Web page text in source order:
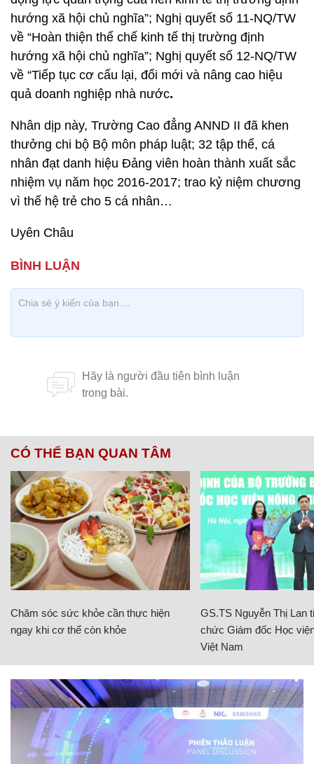
hướng xã hội chủ nghĩa”; Nghị quyết số 11-NQ/TW
về “Hoàn thiện thể chế kinh tế thị trường định
hướng xã hội chủ nghĩa”; Nghị quyết số 12-NQ/TW
về “Tiếp tục cơ cấu lại, đổi mới và nâng cao hiệu
quả doanh nghiệp nhà nước.
Nhân dịp này, Trường Cao đẳng ANND II đã khen
thưởng chi bộ Bộ môn pháp luật; 32 tập thể, cá
nhân đạt danh hiệu Đảng viên hoàn thành xuất sắc
nhiệm vụ năm học 2016-2017; trao kỷ niệm chương
vì thế hệ trẻ cho 5 cá nhân…
Uyên Châu
CÓ THỂ BẠN QUAN TÂM
Chăm sóc sức khỏe cần thực hiện
ngay khi cơ thể còn khỏe
GS.TS Nguyễn Thị Lan
chức Giám đốc Học
Việt Nam